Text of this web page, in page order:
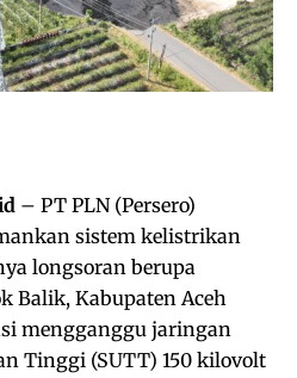
– PT PLN (Persero)
sistem kelistrikan
longsoran berupa
Balik, Kabupaten Aceh
mengganggu jaringan
Tinggi (SUTT) 150 kilovolt